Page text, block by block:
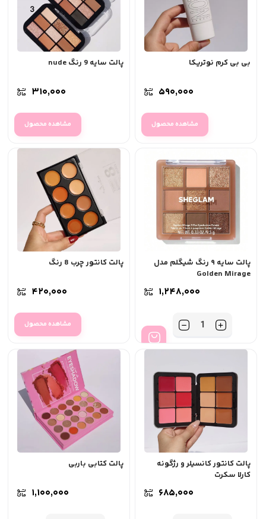
بی بی کرم نوتریکا
۵۹۰,۰۰۰
مشاهده محصول
پالت سایه 9 رنگ nude
۳۱۰,۰۰۰
مشاهده محصول
پالت سایه ۹ رنگ شیگلم مدل
Golden Mirage
۱,۲۴۸,۰۰۰
تعداد
پالت کانتور چرب 8 رنگ
۴۲۰,۰۰۰
مشاهده محصول
پالت کانتور کانسیلر و رژگونه
کارلا سکرت
۶۸۵,۰۰۰
پالت کتابی باربی
۱,۱۰۰,۰۰۰